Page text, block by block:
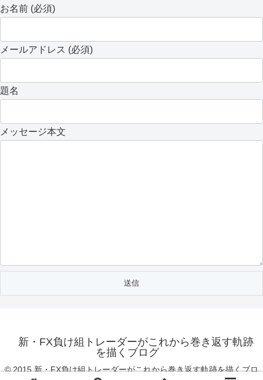
お名前 (必須)
メールアドレス (必須)
題名
メッセージ本文
新・FX負け組トレーダーがこれから巻き返す軌跡
を描くブログ
© 2015 新・FX負け組トレーダーがこれから巻き返す軌跡を描くブロ